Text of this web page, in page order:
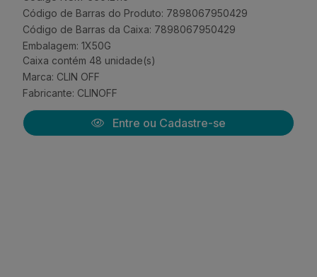
Código de Barras do Produto: 7898067950429
Código de Barras da Caixa: 7898067950429
Embalagem: 1X50G
Caixa contém 48 unidade(s)
Marca: CLIN OFF
Fabricante: CLINOFF
Entre ou Cadastre-se